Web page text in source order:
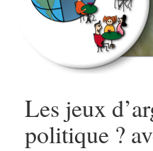
Les jeux
politique ?